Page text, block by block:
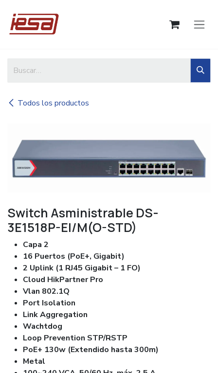
Todos los productos
Switch Asministrable DS-
3E1518P-EI/M(O-STD)
Capa 2
16 Puertos (PoE+, Gigabit)
2 Uplink (1 RJ45 Gigabit – 1 FO)
Cloud HikPartner Pro
Vlan 802.1Q
Port Isolation
Link Aggregation
Wachtdog
Loop Prevention STP/RSTP
PoE+ 130w (Extendido hasta 300m)
Metal